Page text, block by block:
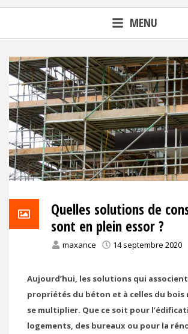
MENU
Quelles solutions de
sont en plein essor ?
maxance 14 septembre 2020
Aujourd’hui, les solutions qui
propriétés du béton et à celles du bois
se multiplier. Que ce soit pour
logements, des bureaux ou pour la